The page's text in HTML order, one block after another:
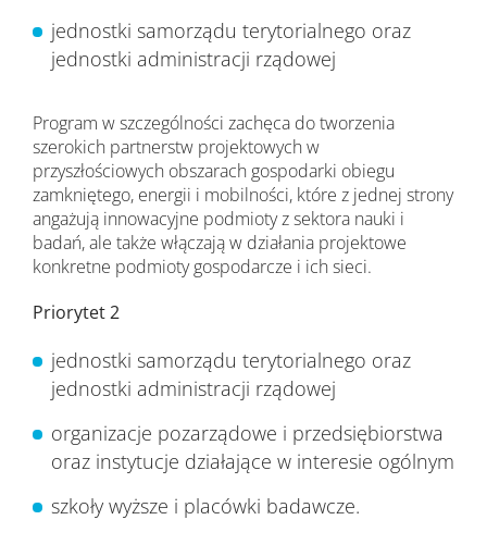
jednostki samorządu terytorialnego oraz
jednostki administracji rządowej
Program w szczególności zachęca do tworzenia
szerokich partnerstw projektowych w
przyszłościowych obszarach gospodarki obiegu
zamkniętego, energii i mobilności, które z jednej strony
angażują innowacyjne podmioty z sektora nauki i
badań, ale także włączają w działania projektowe
konkretne podmioty gospodarcze i ich sieci.
Priorytet 2
jednostki samorządu terytorialnego oraz
jednostki administracji rządowej
organizacje pozarządowe i przedsiębiorstwa
oraz instytucje działające w interesie ogólnym
szkoły wyższe i placówki badawcze.